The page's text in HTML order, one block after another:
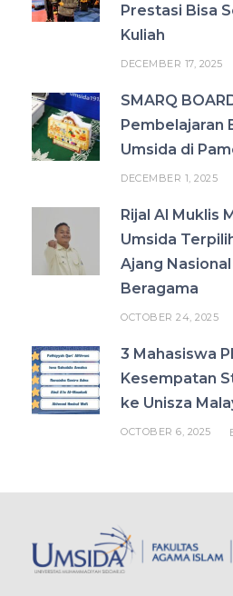
Prestasi Bisa
Kuliah
DECEMBER 17, 2025
SMARQ
Pembelajaran
Umsida di
DECEMBER 1, 2025
Rijal Al Muklis
Umsida
Ajang
Beragama
OCTOBER 24, 2025
3 Mahasiswa
Kesempatan
ke Unisza
OCTOBER 6, 2025